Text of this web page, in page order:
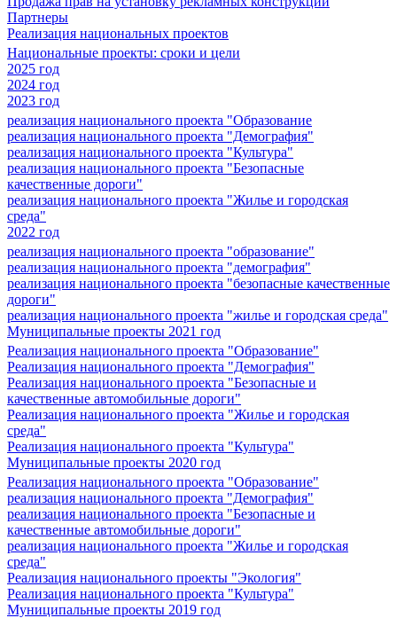
Партнеры
Реализация национальных проектов
Национальные проекты: сроки и цели
2025 год
2024 год
2023 год
реализация национального проекта "Образование
реализация национального проекта "Демография"
реализация национального проекта "Культура"
реализация национального проекта "Безопасные
качественные дороги"
реализация национального проекта "Жилье и городская
среда"
2022 год
реализация национального проекта "образование"
реализация национального проекта "демография"
реализация национального проекта "безопасные качественные
дороги"
реализация национального проекта "жилье и городская среда"
Муниципальные проекты 2021 год
Реализация национального проекта "Образование"
Реализация национального проекта "Демография"
Реализация национального проекта "Безопасные и
качественные автомобильные дороги"
Реализация национального проекта "Жилье и городская
среда"
Реализация национального проекта "Культура"
Муниципальные проекты 2020 год
Реализация национального проекта "Образование"
реализация национального проекта "Демография"
реализация национального проекта "Безопасные и
качественные автомобильные дороги"
реализация национального проекта "Жилье и городская
среда"
Реализация национального проекты "Экология"
Реализация национального проекта "Культура"
Муниципальные проекты 2019 год